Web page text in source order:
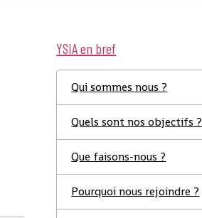
YSIA en bref
Qui sommes nous ?
Quels sont nos objectifs ?
Que faisons-nous ?
Pourquoi nous rejoindre ?